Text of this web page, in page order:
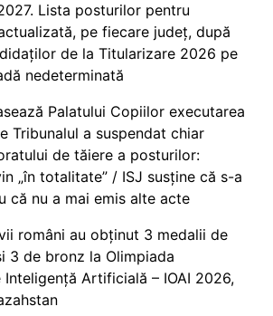
Lista posturilor pentru
pe fiecare județ, după
de la Titularizare 2026 pe
nedeterminată
Palatului Copiilor executarea
Tribunalul a suspendat chiar
de tăiere a posturilor:
„în totalitate” / ISJ susține că s-a
că nu a mai emis alte acte
români au obținut 3 medalii de
3 de bronz la Olimpiada
Inteligență Artificială – IOAI 2026,